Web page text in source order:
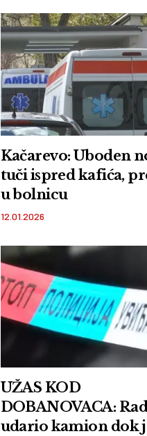
Kačarevo: Uboden
tuči ispred kafića,
u bolnicu
12.01.2026
UŽAS KOD
DOBANOVACA:
udario kamion dok